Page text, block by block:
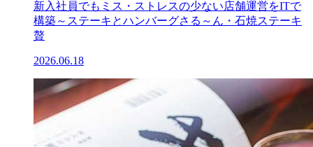
新入社員でもミス・ストレスの少ない店舗運営をITで
構築～ステーキとハンバーグさる～ん・石焼ステーキ
贅
2026.06.18